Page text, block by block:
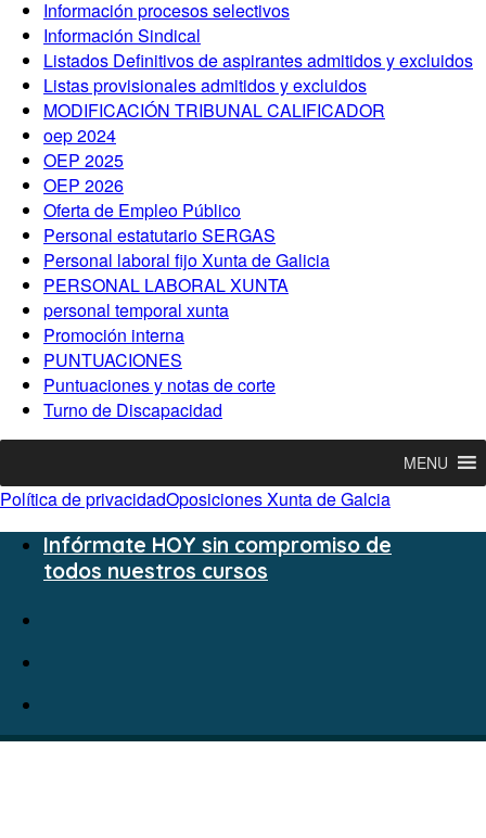
Información procesos selectivos
Información Sindical
Listados Definitivos de aspirantes admitidos y excluidos
Listas provisionales admitidos y excluidos
MODIFICACIÓN TRIBUNAL CALIFICADOR
oep 2024
OEP 2025
OEP 2026
Oferta de Empleo Público
Personal estatutario SERGAS
Personal laboral fijo Xunta de Galicia
PERSONAL LABORAL XUNTA
personal temporal xunta
Promoción interna
PUNTUACIONES
Puntuaciones y notas de corte
Turno de Discapacidad
MENU
Política de privacidadOposiciones Xunta de Galcia
Infórmate HOY sin compromiso de
todos nuestros cursos